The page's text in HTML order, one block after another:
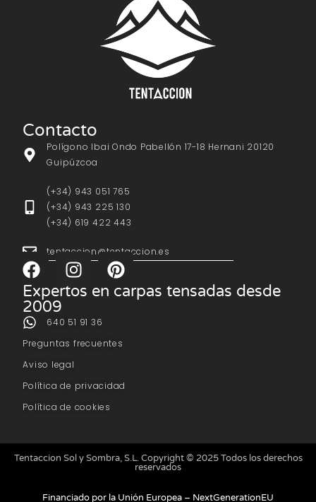
Contacto
Polígono Ibai Ondo Pabellón 17-18 Hernani 20120
Guipúzcoa
(+34) 943 051 765
(+34) 943 225 130
(+34) 619 422 443
tentaccion@tentaccion.es
Expertos en carpas tensadas desde
2009
640 51 91 36
Preguntas frecuentes
Aviso legal
Política de privacidad
Política de cookies
Tentaccion Sol y Sombra, S.L. Copyright © 2025 Todos los derechos
reservados
Financiado por la Unión Europea – NextGenerationEU